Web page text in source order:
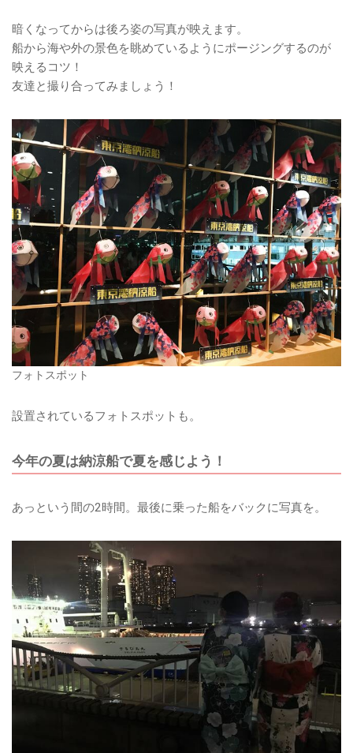
暗くなってからは後ろ姿の写真が映えます。
船から海や外の景色を眺めているようにポージングするのが
映えるコツ！
友達と撮り合ってみましょう！
フォトスポット
設置されているフォトスポットも。
今年の夏は納涼船で夏を感じよう！
あっという間の2時間。最後に乗った船をバックに写真を。